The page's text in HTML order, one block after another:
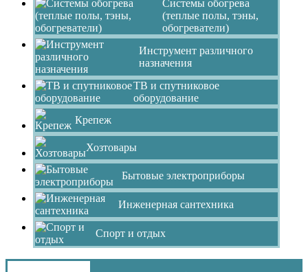
Системы обогрева
(теплые полы, тэны,
обогреватели)
Инструмент различного
назначения
ТВ и спутниковое
оборудование
Крепеж
Хозтовары
Бытовые электроприборы
Инженерная сантехника
Спорт и отдых